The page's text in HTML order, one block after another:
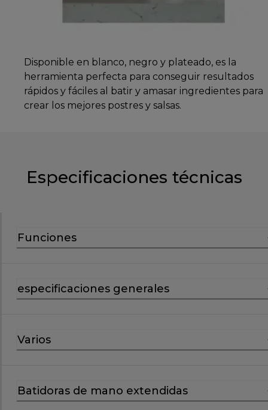
Disponible en blanco, negro y plateado, es la
herramienta perfecta para conseguir resultados
rápidos y fáciles al batir y amasar ingredientes para
crear los mejores postres y salsas.
Especificaciones técnicas
Funciones
especificaciones generales
Varios
Batidoras de mano extendidas